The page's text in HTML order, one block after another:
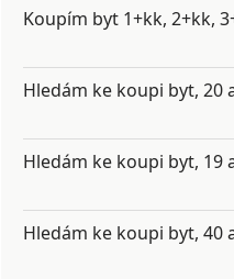
Koupím byt 1+kk, 2+kk,
Hledám ke koupi byt, 20
Hledám ke koupi byt, 19
Hledám ke koupi byt, 40